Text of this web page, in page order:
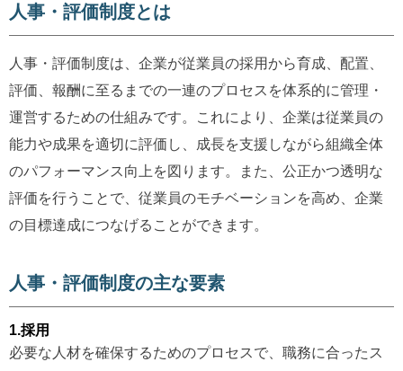
人事・評価制度とは
人事・評価制度は、企業が従業員の採用から育成、配置、
評価、報酬に至るまでの一連のプロセスを体系的に管理・
運営するための仕組みです。これにより、企業は従業員の
能力や成果を適切に評価し、成長を支援しながら組織全体
のパフォーマンス向上を図ります。また、公正かつ透明な
評価を行うことで、従業員のモチベーションを高め、企業
の目標達成につなげることができます。
人事・評価制度の主な要素
1.採用
必要な人材を確保するためのプロセスで、職務に合ったス